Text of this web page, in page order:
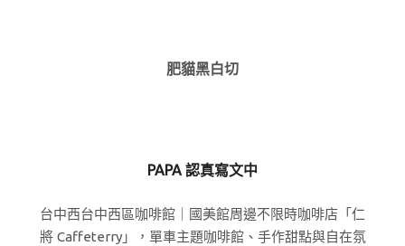
肥貓黑白切
PAPA 認真寫文中
台中西台中西區咖啡館｜國美館周邊不限時咖啡店「仁
將 Caffeterry」，單車主題咖啡館、手作甜點與自在氛